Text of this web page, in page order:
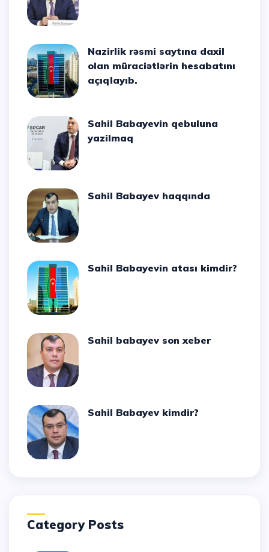
Nazirlik rəsmi saytına daxil
olan müraciətlərin hesabatını
açıqlayıb.
Sahil Babayevin qebuluna
yazilmaq
Sahil Babayev haqqında
Sahil Babayevin atası kimdir?
Sahil babayev son xeber
Sahil Babayev kimdir?
Category Posts